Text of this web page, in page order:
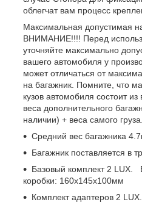
облегчат вам процесс
Максимальная допустимая
ВНИМАНИЕ!!!! Перед
уточняйте максимально
вашего автомобиля у
может отличаться от
на багажник. Помните, что
кузов автомобиля состоит
веса дополнительного
наличии) + веса самого груза.
Средний вес багажника
Багажник поставляется в
Базовый комплект 2 LUX.
коробки: 160х145х100мм
Комплект адаптеров 2